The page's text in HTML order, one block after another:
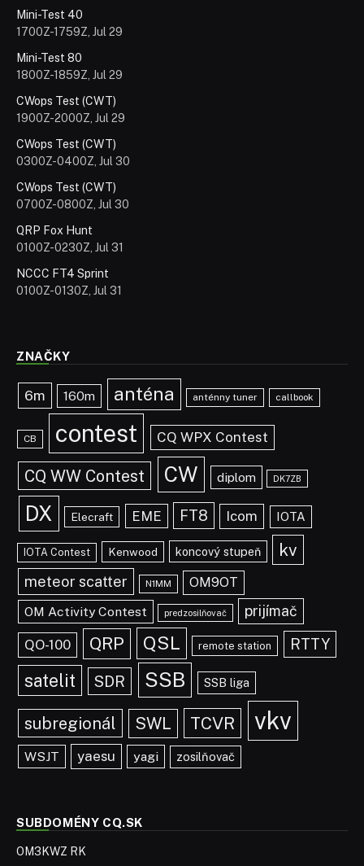
Mini-Test 40
1700Z-1759Z, Jul 29
Mini-Test 80
1800Z-1859Z, Jul 29
CWops Test (CWT)
1900Z-2000Z, Jul 29
CWops Test (CWT)
0300Z-0400Z, Jul 30
CWops Test (CWT)
0700Z-0800Z, Jul 30
QRP Fox Hunt
0100Z-0230Z, Jul 31
NCCC FT4 Sprint
0100Z-0130Z, Jul 31
ZNAČKY
6m 160m anténa anténny tuner callbook
CB contest CQ WPX Contest
CQ WW Contest CW diplom DK7ZB
DX Elecraft EME FT8 Icom IOTA
IOTA Contest Kenwood koncový stupeň kv
meteor scatter N1MM
OM9OT
OM Activity Contest
predzosilňovač prijímač
QO-100 QRP QSL remote station RTTY
satelit SDR SSB SSB liga
subregionál SWL TCVR vkv
WSJT yaesu yagi zosilňovač
SUBDOMÉNY CQ.SK
OM3KWZ RK